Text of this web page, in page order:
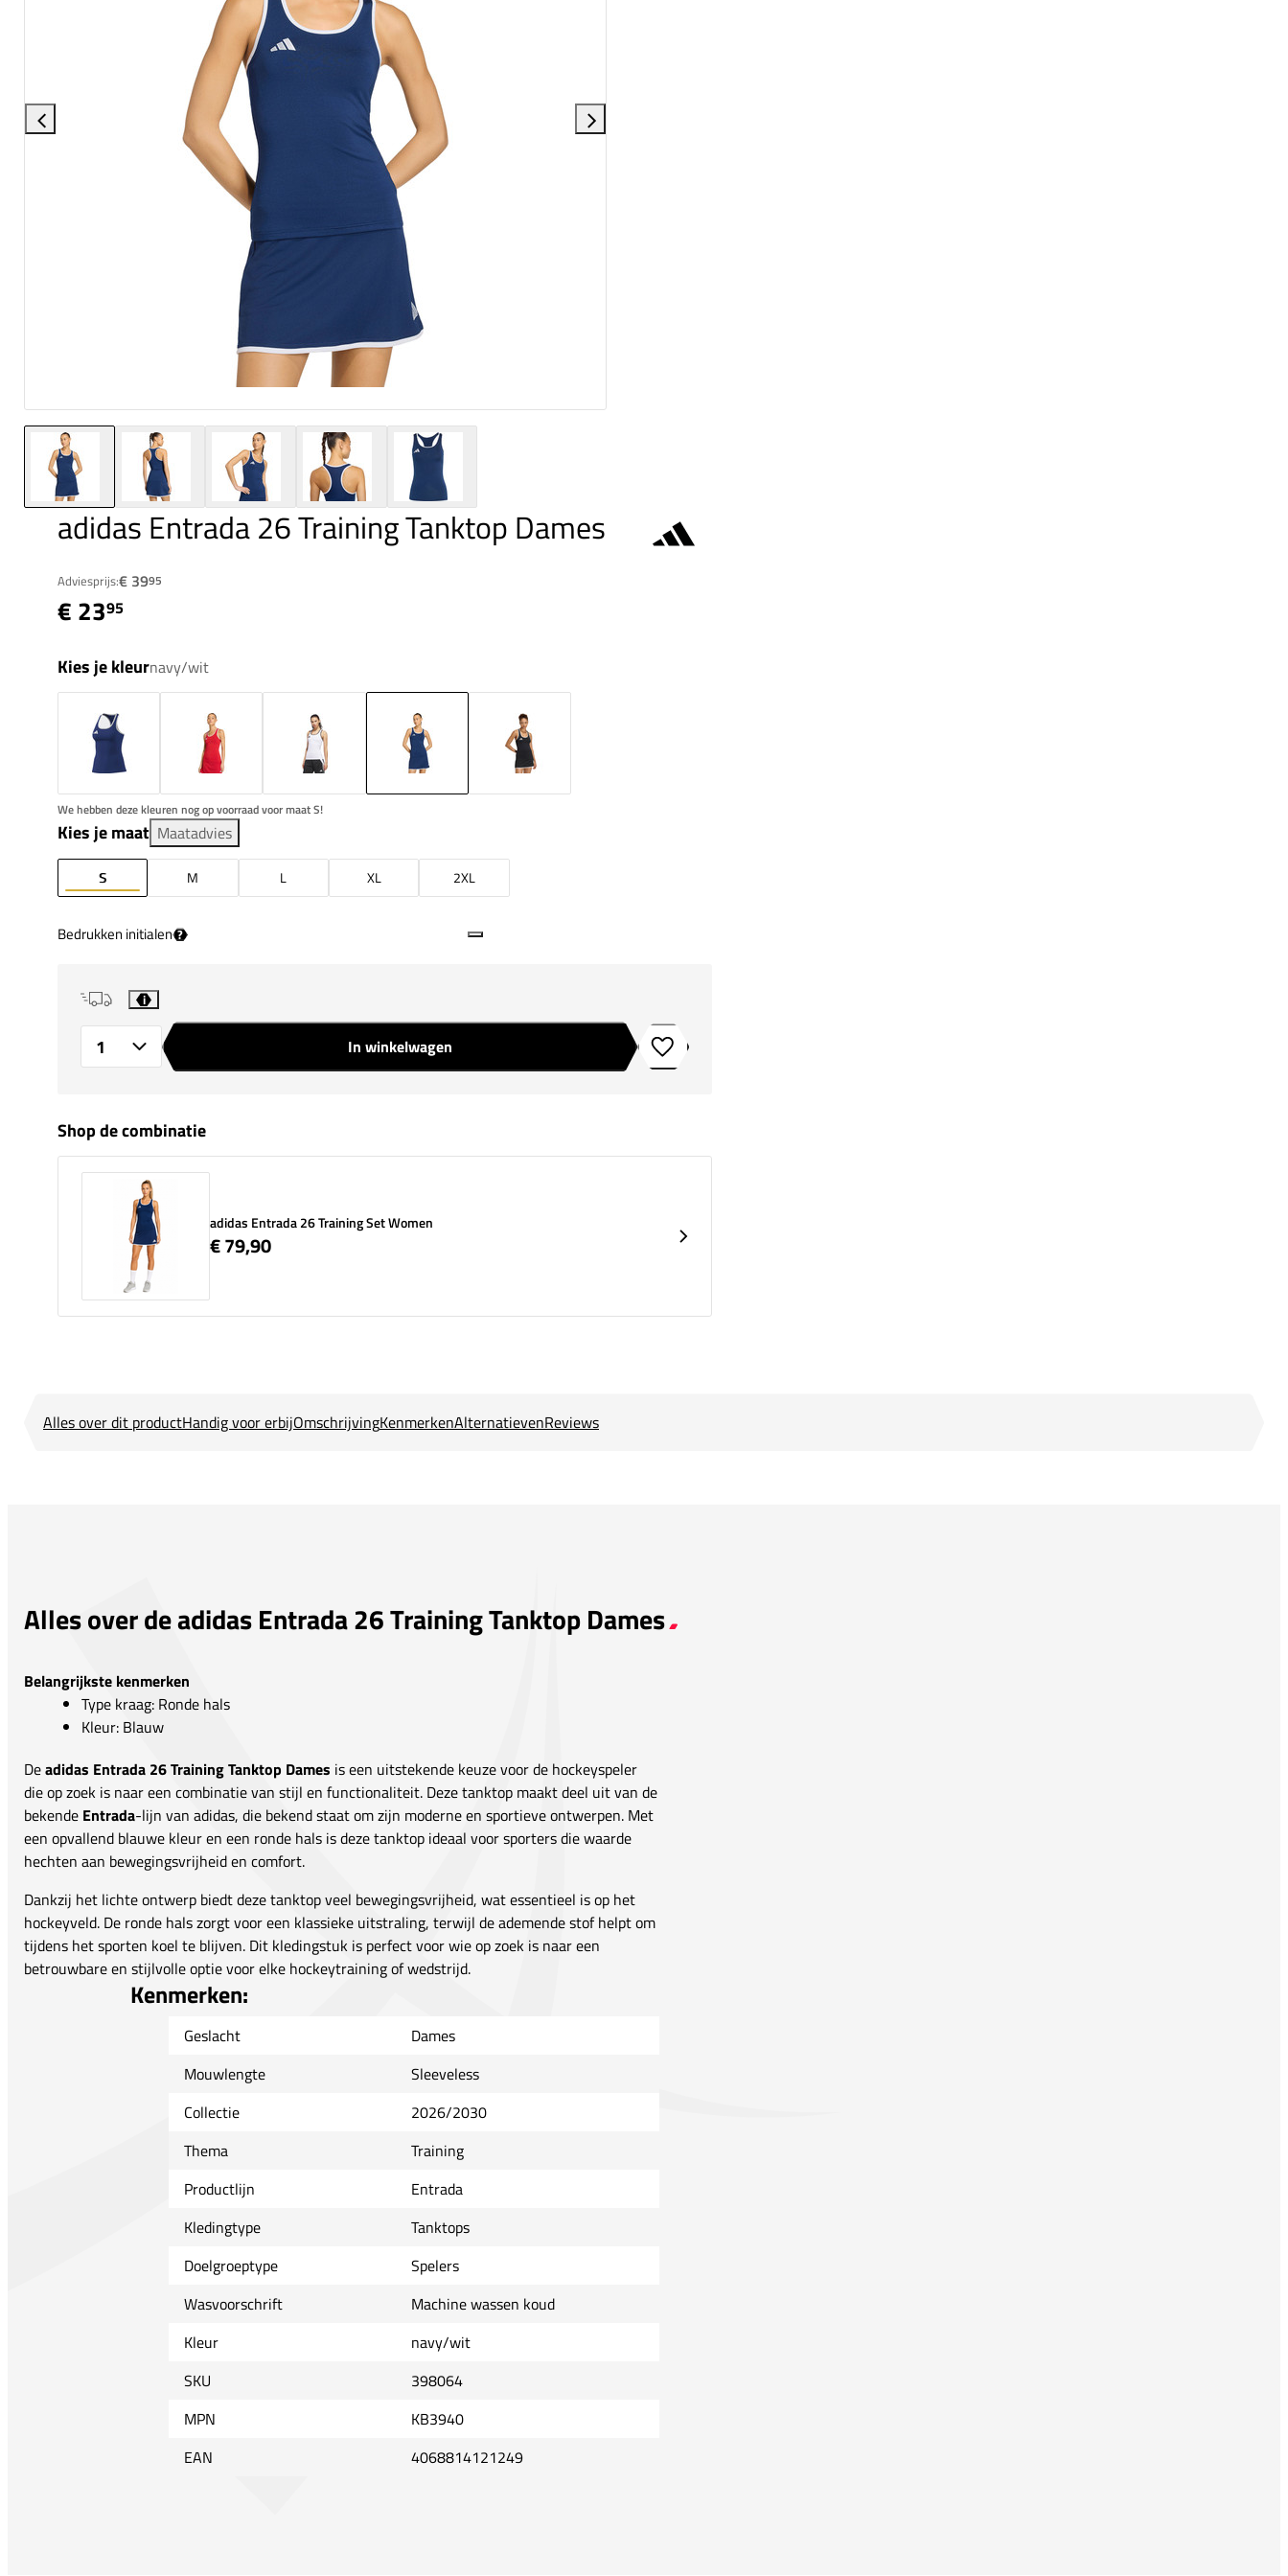
adidas Entrada 26 Training Tanktop Dames
Adviesprijs:€ 3995
€ 2395
Kies je kleurnavy/wit
We hebben deze kleuren nog op voorraad voor maat S!
Kies je maat Maatadvies
S M L XL 2XL
Bedrukken initialen ?
i
In winkelwagen Toevoegen aan verlanglijstje
Shop de combinatie
adidas Entrada 26 Training Set Women
€ 79,90
Alles over dit productHandig voor erbijOmschrijvingKenmerkenAlternatievenReviews
Alles over de adidas Entrada 26 Training Tanktop Dames
Belangrijkste kenmerken
Type kraag: Ronde hals
Kleur: Blauw
Deadidas Entrada 26 Training Tanktop Dames is een uitstekende keuze voor de hockeyspeler
die op zoek is naar een combinatie van stijl en functionaliteit. Deze tanktop maakt deel uit van de
bekende Entrada-lijn van adidas, die bekend staat om zijn moderne en sportieve ontwerpen. Met
een opvallend blauwe kleur en een ronde hals is deze tanktop ideaal voor sporters die waarde
hechten aan bewegingsvrijheid en comfort.
Dankzij het lichte ontwerp biedt deze tanktop veel bewegingsvrijheid, wat essentieel is op het
hockeyveld. De ronde hals zorgt voor een klassieke uitstraling, terwijl de ademende stof helpt om
tijdens het sporten koel te blijven. Dit kledingstuk is perfect voor wie op zoek is naar een
betrouwbare en stijlvolle optie voor elke hockeytraining of wedstrijd.
Kenmerken:
Geslacht
Dames
Mouwlengte
Sleeveless
Collectie
2026/2030
Thema
Training
Productlijn
Entrada
Kledingtype
Tanktops
Doelgroeptype
Spelers
Wasvoorschrift
Machine wassen koud
Kleur
navy/wit
SKU
398064
MPN
KB3940
EAN
4068814121249